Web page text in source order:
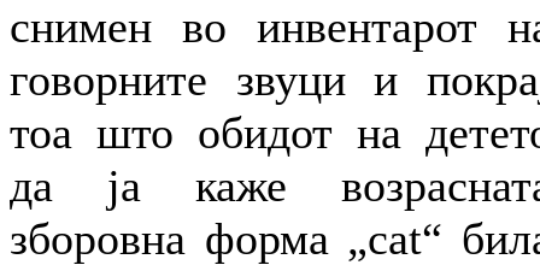
снимен во инвентарот
говорните звуци и
тоа што обидот на
да ја каже
зборовна форма „cat“